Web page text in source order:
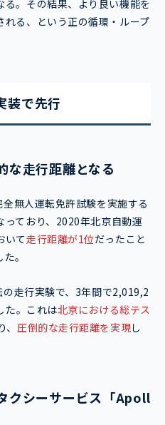
る。その結果、より良い機能を
る、という正の循環・ループ
装で先行
な走行距離となる
無人運転免許試験を実施する
ており、2020年北京自動運
いて走行距離が1位だったこと
。
走行実験で、3年間で2,019,2
た。これは北京における総テス
圧倒的な走行距離を実現し
クシーサービス「Apoll